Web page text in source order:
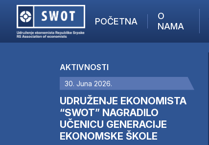
POČETNA
O
NAMA
AKTUELNO
ANALIZE
KOMPANIJE
FINANSIJE
IZ STRANIH MEDIJA
AKTIVNOSTI
30. Juna 2026.
UDRUŽENJE EKONOMISTA
“SWOT” NAGRADILO
UČENICU GENERACIJE
EKONOMSKE ŠKOLE